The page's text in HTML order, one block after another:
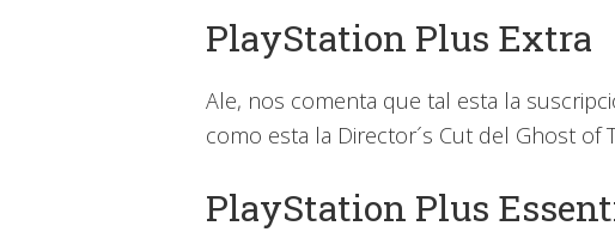
PlayStation Plus Extra
Ale, nos comenta que tal esta la
como esta la Director´s Cut del Ghost of
PlayStation Plus